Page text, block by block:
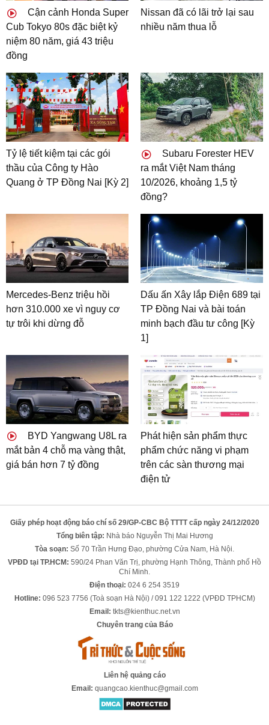
Cận cảnh Honda Super
Cub Tokyo 80s đặc biệt kỷ
niệm 80 năm, giá 43 triệu
đồng
Nissan đã có lãi trở lại sau
nhiều năm thua lỗ
Tỷ lệ tiết kiệm tại các gói
thầu của Công ty Hào
Quang ở TP Đồng Nai [Kỳ 2]
Subaru Forester HEV
ra mắt Việt Nam tháng
10/2026, khoảng 1,5 tỷ
đồng?
Mercedes-Benz triệu hồi
hơn 310.000 xe vì nguy cơ
tự trôi khi dừng đỗ
Dấu ấn Xây lắp Điện 689 tại
TP Đồng Nai và bài toán
minh bạch đầu tư công [Kỳ
1]
BYD Yangwang U8L ra
mắt bản 4 chỗ mạ vàng thật,
giá bán hơn 7 tỷ đồng
Phát hiện sản phẩm thực
phẩm chức năng vi phạm
trên các sàn thương mại
điện tử
Giấy phép hoạt động báo chí số 29/GP-CBC Bộ TTTT cấp ngày 24/12/2020
Tổng biên tập: Nhà báo Nguyễn Thị Mai Hương
Tòa soạn: Số 70 Trần Hưng Đạo, phường Cửa Nam, Hà Nội.
VPĐD tại TP.HCM: 590/24 Phan Văn Trị, phường Hạnh Thông, Thành phố Hồ
Chí Minh.
Điện thoại: 024 6 254 3519
Hotline: 096 523 7756 (Toà soạn Hà Nội) / 091 122 1222 (VPĐD TPHCM)
Email: tkts@kienthuc.net.vn
Chuyên trang của Báo
Liên hệ quảng cáo
Email: quangcao.kienthuc@gmail.com